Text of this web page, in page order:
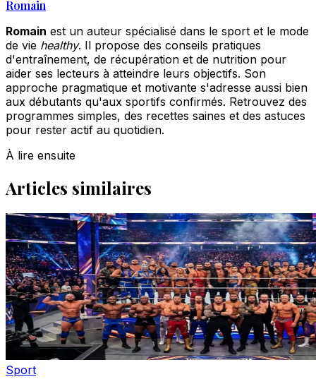
Romain
Romain est un auteur spécialisé dans le sport et le mode
de vie healthy. Il propose des conseils pratiques
d'entraînement, de récupération et de nutrition pour
aider ses lecteurs à atteindre leurs objectifs. Son
approche pragmatique et motivante s'adresse aussi bien
aux débutants qu'aux sportifs confirmés. Retrouvez des
programmes simples, des recettes saines et des astuces
pour rester actif au quotidien.
À lire ensuite
Articles similaires
Sport